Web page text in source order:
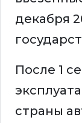
декабря
После 1
страны